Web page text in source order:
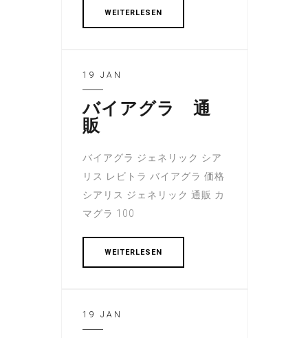
WEITERLESEN
19 JAN
バイアグラ 通
販
バイアグラ ジェネリック シア
リス レビトラ バイアグラ 価格
シアリス ジェネリック 通販 カ
マグラ 100
WEITERLESEN
19 JAN